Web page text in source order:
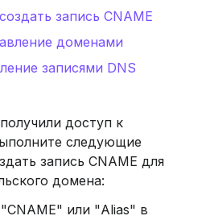
запись CNAME
доменами
записями DNS
доступ к
следующие
запись CNAME для
домена:
или "Alias" в